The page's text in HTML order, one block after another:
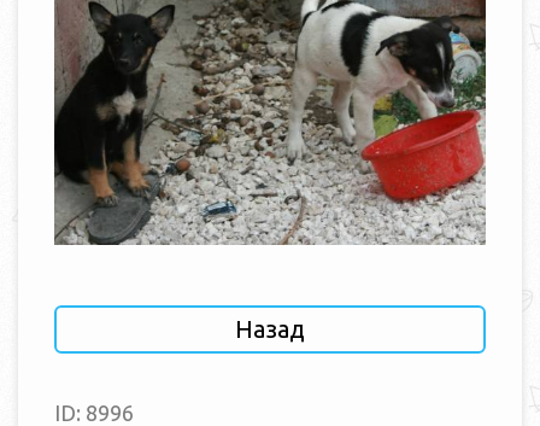
Назад
ID: 8996